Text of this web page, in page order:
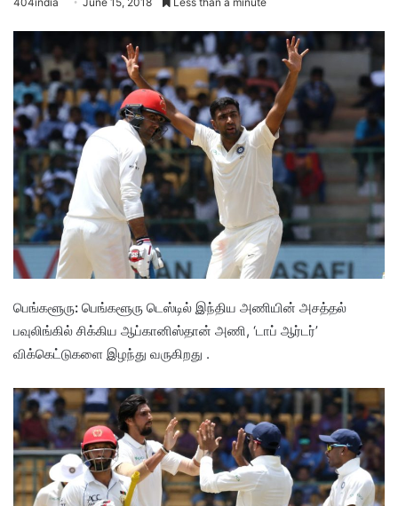
பெங்களூரு: பெங்களூரு டெஸ்டில் இந்திய அணியின் அசத்தல்
பவுலிங்கில் சிக்கிய ஆப்கானிஸ்தான் அணி, ‘டாப் ஆர்டர்’
விக்கெட்டுகளை இழந்து வருகிறது .